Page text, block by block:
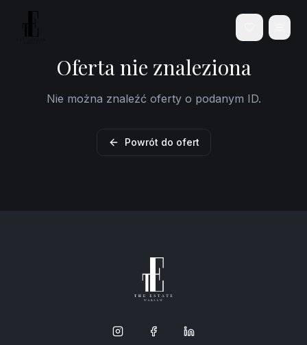
Oferta nie znaleziona
Nie można znaleźć oferty o podanym ID.
Powrót do ofert